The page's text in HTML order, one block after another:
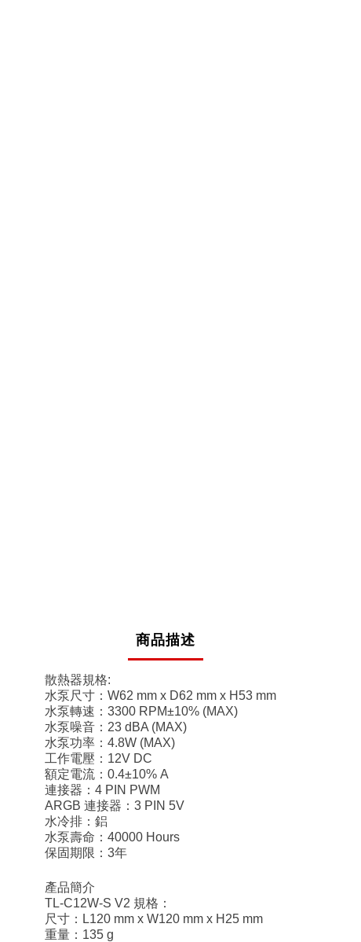
商品描述
散熱器規格:
水泵尺寸：W62 mm x D62 mm x H53 mm
水泵轉速：3300 RPM±10% (MAX)
水泵噪音：23 dBA (MAX)
水泵功率：4.8W (MAX)
工作電壓：12V DC
額定電流：0.4±10% A
連接器：4 PIN PWM
ARGB 連接器：3 PIN 5V
水冷排：鋁
水泵壽命：40000 Hours
保固期限：3年
產品簡介
TL-C12W-S V2 規格：
尺寸：L120 mm x W120 mm x H25 mm
重量：135 g